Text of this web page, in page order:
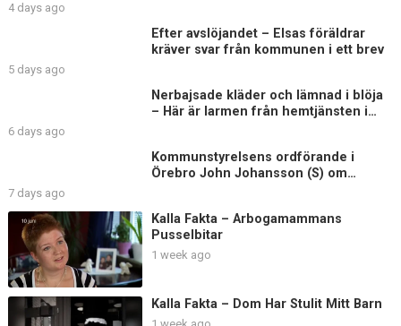
4 days ago
Efter avslöjandet – Elsas föräldrar
kräver svar från kommunen i ett brev
5 days ago
Nerbajsade kläder och lämnad i blöja
– Här är larmen från hemtjänsten i
6 days ago
Kommunstyrelsens ordförande i
Örebro John Johansson (S) om
7 days ago
Kalla Fakta – Arbogamammans
Pusselbitar
1 week ago
Kalla Fakta – Dom Har Stulit Mitt Barn